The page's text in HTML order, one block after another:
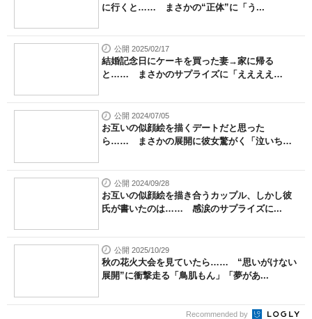
に行くと…… まさかの“正体”に「う...
公開 2025/02/17
結婚記念日にケーキを買った妻→家に帰る
と…… まさかのサプライズに「ええええ
公開 2024/07/05
お互いの似顔絵を描くデートだと思った
ら…… まさかの展開に彼女驚がく「泣いちゃ
公開 2024/09/28
お互いの似顔絵を描き合うカップル、しかし彼
氏が書いたのは…… 感涙のサプライズに...
公開 2025/10/29
秋の花火大会を見ていたら…… “思いがけない
展開”に衝撃走る「鳥肌もん」「夢があ...
Recommended by